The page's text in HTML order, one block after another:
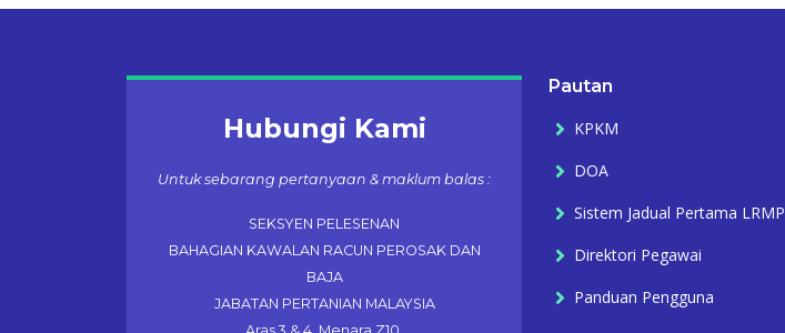
Hubungi Kami
Untuk sebarang pertanyaan & maklum balas :
SEKSYEN PELESENAN
BAHAGIAN KAWALAN RACUN PEROSAK DAN
BAJA
JABATAN PERTANIAN MALAYSIA
Pautan
KPKM
DOA
Sistem Jadual Pertama LRMP
Direktori Pegawai
Panduan Pengguna